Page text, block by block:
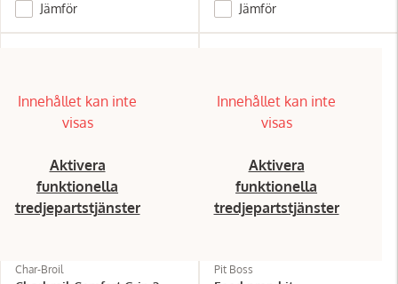
Jämför Jämför
Innehållet kan inte
visas
Aktivera
funktionella
tredjepartstjänster
Char-Broil
Innehållet kan inte
visas
Aktivera
funktionella
tredjepartstjänster
Pit Boss